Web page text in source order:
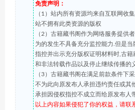
免责声明：
（1）站内所有资源均来自互联网收
站不拥有此类资源的版权
（2）古籍藏书阁作为网络服务提供
为的发生不具备充分监控能力.但是当
指控并出示充分版权证明材料时,古籍
和非法转载作品以及停止继续传播的
（3）古籍藏书阁在满足前款条件下
不为此向原发布人承担违约责任或其
承担因侵权指控不成立而给原发布人
以上内容如果侵犯了你的权益，请联